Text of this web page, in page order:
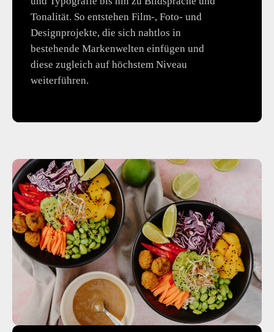
Tonalität. So entstehen Film-, Foto- und
Designprojekte, die sich nahtlos in
bestehende Markenwelten einfügen und
diese zugleich auf höchstem Niveau
weiterführen.